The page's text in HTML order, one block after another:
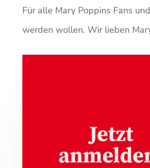
Für alle Mary Poppins Fans
werden wollen. Wir lieben